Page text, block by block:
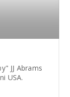
JJ Abrams
USA.